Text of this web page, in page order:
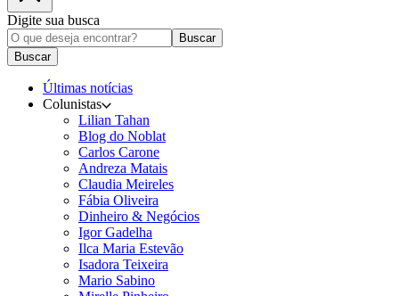
Digite sua busca
Buscar
Buscar
Últimas notícias
Colunistas
Lilian Tahan
Blog do Noblat
Carlos Carone
Andreza Matais
Claudia Meireles
Fábia Oliveira
Dinheiro & Negócios
Igor Gadelha
Ilca Maria Estevão
Isadora Teixeira
Mario Sabino